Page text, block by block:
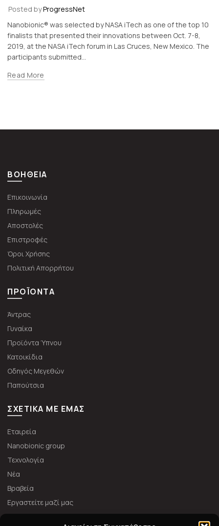
Posted byProgressNet
​​​​​​​Nanobionic® was selected by NASA iTech as one of the top 10
finalists that presented their innovations between Oct. 7-8,
2019, at the NASA iTech forum in Las Cruces, New Mexico. The
participants submitted...
Read More
ΒΟΗΘΕΙΑ
Επικοινωνία
Πληρωμές
Αποστολές
Επιστροφές
Όροι Χρήσης
Πολιτική Απορρήτου
ΠΡΟΪΌΝΤΑ
Άντρας
Γυναίκα
Προϊόντα Ύπνου
Κατοικίδια
Οδηγός Μεγεθών
Παπούτσια
ΣΧΕΤΙΚΆ ΜΕ ΕΜΆΣ
Εταιρεία
Nanobionic group
Τεχνολογία
Νέα
Βραβεία
Εργαστείτε μαζί μας